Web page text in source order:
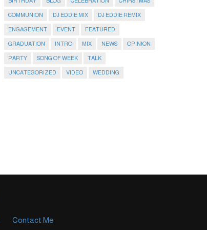
COMMUNION DJ EDDIE MIX DJ EDDIE REMIX
ENGAGEMENT EVENT FEATURED
GRADUATION INTRO MIX NEWS OPINION
PARTY SONG OF WEEK TALK
UNCATEGORIZED VIDEO WEDDING
Contact Me